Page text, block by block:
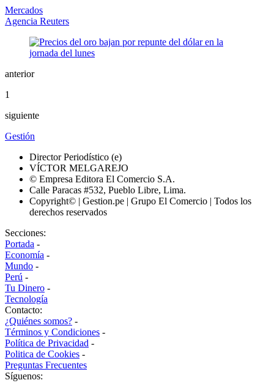
Mercados
Agencia Reuters
anterior
1
siguiente
Gestión
Director Periodístico (e)
VÍCTOR MELGAREJO
© Empresa Editora El Comercio S.A.
Calle Paracas #532, Pueblo Libre, Lima.
Copyright© | Gestion.pe | Grupo El Comercio | Todos los
derechos reservados
Secciones:
Portada -
Economía -
Mundo -
Perú -
Tu Dinero -
Tecnología
Contacto:
¿Quiénes somos? -
Términos y Condiciones -
Política de Privacidad -
Politica de Cookies -
Preguntas Frecuentes
Síguenos: